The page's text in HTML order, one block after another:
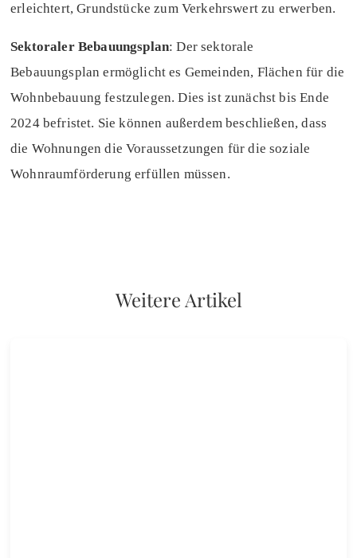
erleichtert, Grundstücke zum Verkehrswert zu erwerben.
Sektoraler Bebauungsplan: Der sektorale
Bebauungsplan ermöglicht es Gemeinden, Flächen für die
Wohnbebauung festzulegen. Dies ist zunächst bis Ende
2024 befristet. Sie können außerdem beschließen, dass
die Wohnungen die Voraussetzungen für die soziale
Wohnraumförderung erfüllen müssen.
Weitere Artikel